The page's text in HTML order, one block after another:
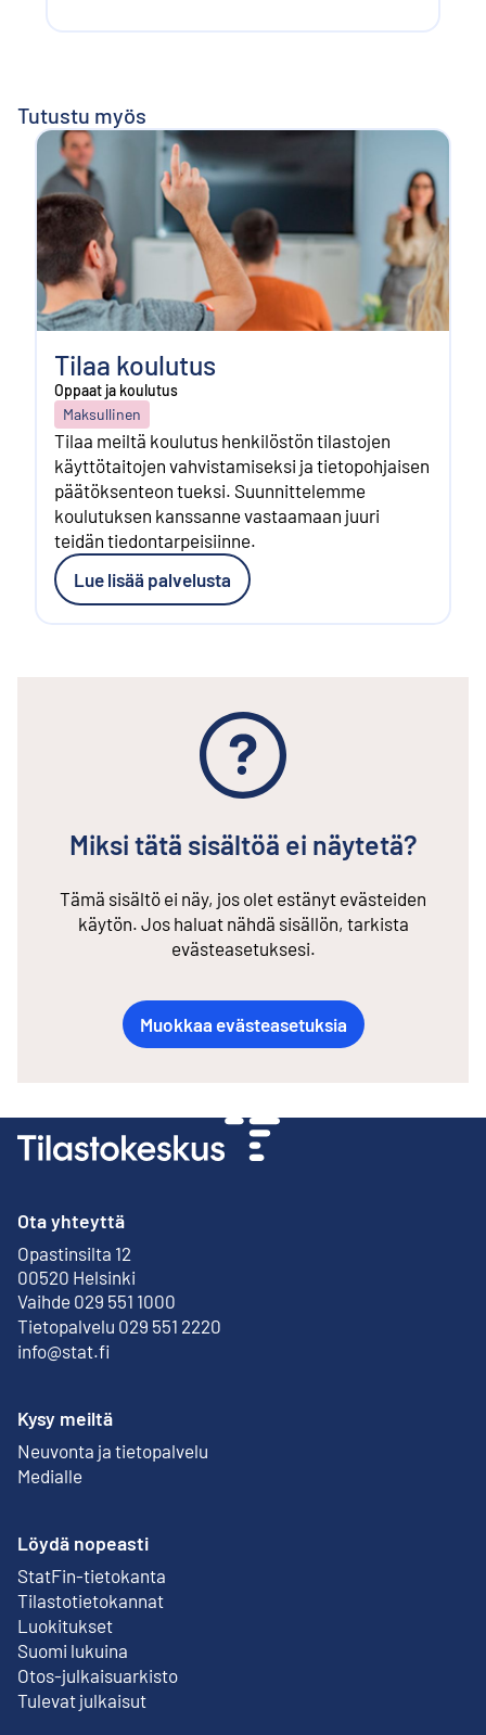
Tutustu myös
Tilaa koulutus
Oppaat ja koulutus
Maksullinen
Tilaa meiltä koulutus henkilöstön tilastojen
käyttötaitojen vahvistamiseksi ja tietopohjaisen
päätöksenteon tueksi. Suunnittelemme
koulutuksen kanssanne vastaamaan juuri
teidän tiedontarpeisiinne.
Lue lisää palvelusta
Miksi tätä sisältöä ei näytetä?
Tämä sisältö ei näy, jos olet estänyt evästeiden
käytön. Jos haluat nähdä sisällön, tarkista
evästeasetuksesi.
Muokkaa evästeasetuksia
Ota yhteyttä
Opastinsilta 12
00520 Helsinki
Ulkoinen linkki
Vaihde 029 551 1000
Tietopalvelu 029 551 2220
info@stat.fi
Kysy meiltä
Neuvonta ja tietopalvelu
Medialle
Löydä nopeasti
StatFin-tietokanta
Ulkoinen linkki
Tilastotietokannat
Luokitukset
Suomi lukuina
Otos-julkaisuarkisto
Ulkoinen linkki
Tulevat julkaisut